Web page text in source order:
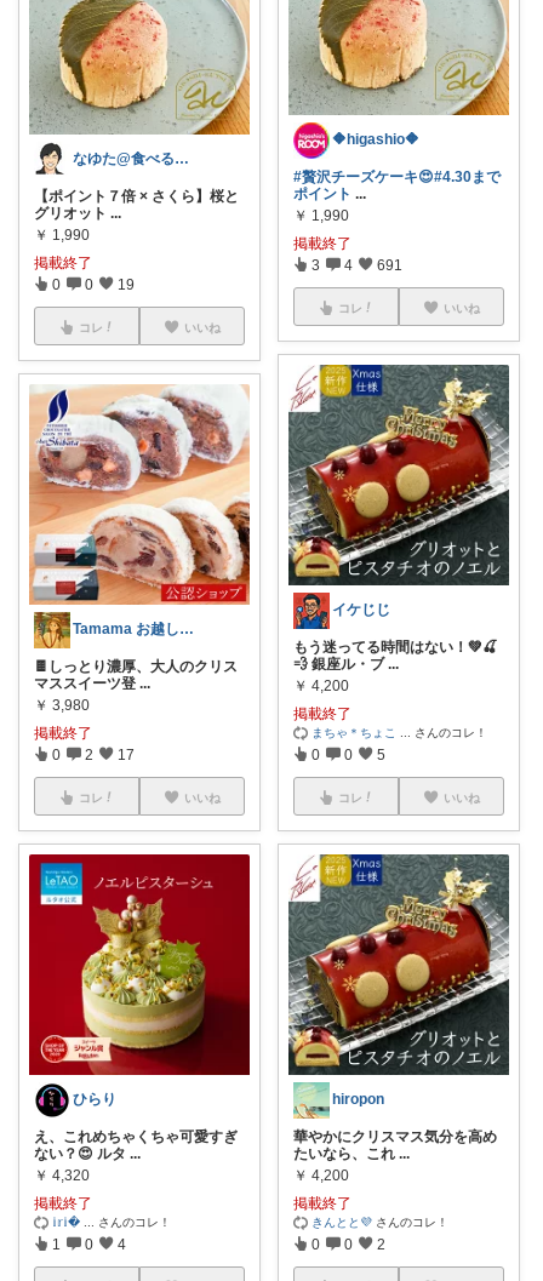
なゆた@食べる楽しみ
【ポイント７倍 × さくら】桜と
グリオット ...
￥ 1,990
掲載終了
0 0 19
コレ いいね
Tamama お越しくださり感謝です💖
🍫しっとり濃厚、大人のクリス
マススイーツ登 ...
￥ 3,980
掲載終了
0 2 17
コレ いいね
ひらり
え、これめちゃくちゃ可愛すぎ
ない？😍 ルタ ...
￥ 4,320
掲載終了
𝕚𝕣𝕚 さんのコレ！
1 0 4
🔶higashio🔶
#贅沢チーズケーキ😍#4.30まで
ポイント ...
￥ 1,990
掲載終了
3 4 691
コレ いいね
イケじじ
もう迷ってる時間はない！💚🍒
💨 銀座ル・ブ ...
￥ 4,200
掲載終了
まちゃ＊ちょこ さんのコレ！
0 0 5
コレ いいね
hiropon
華やかにクリスマス気分を高め
たいなら、これ ...
￥ 4,200
掲載終了
きんとと💜 さんのコレ！
0 0 2